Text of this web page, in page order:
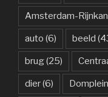
Amsterdam-
auto (6) beeld
brug(25)
dier(6) Domplein